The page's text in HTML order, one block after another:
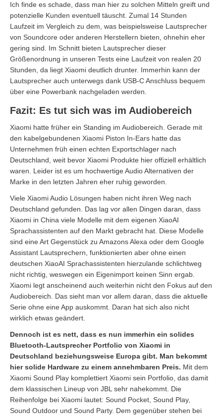
Ich finde es schade, dass man hier zu solchen Mitteln greift und
potenzielle Kunden eventuell täuscht. Zumal 14 Stunden
Laufzeit im Vergleich zu dem, was beispielsweise Lautsprecher
von Soundcore oder anderen Herstellern bieten, ohnehin eher
gering sind. Im Schnitt bieten Lautsprecher dieser
Größenordnung in unseren Tests eine Laufzeit von realen 20
Stunden, da liegt Xiaomi deutlich drunter. Immerhin kann der
Lautsprecher auch unterwegs dank USB-C Anschluss bequem
über eine Powerbank nachgeladen werden.
Fazit: Es tut sich was im Audiobereich
Xiaomi hatte früher ein Standing im Audiobereich. Gerade mit
den kabelgebundenen Xiaomi Piston In-Ears hatte das
Unternehmen früh einen echten Exportschlager nach
Deutschland, weit bevor Xiaomi Produkte hier offiziell erhältlich
waren. Leider ist es um hochwertige Audio Alternativen der
Marke in den letzten Jahren eher ruhig geworden.
Viele Xiaomi Audio Lösungen haben nicht ihren Weg nach
Deutschland gefunden. Das lag vor allen Dingen daran, dass
Xiaomi in China viele Modelle mit dem eigenen XiaoAI
Sprachassistenten auf den Markt gebracht hat. Diese Modelle
sind eine Art Gegenstück zu Amazons Alexa oder dem Google
Assistant Lautsprechern, funktionierten aber ohne einen
deutschen XiaoAI Sprachassistenten hierzulande schlichtweg
nicht richtig, weswegen ein Eigenimport keinen Sinn ergab.
Xiaomi legt anscheinend auch weiterhin nicht den Fokus auf den
Audiobereich. Das sieht man vor allem daran, dass die aktuelle
Serie ohne eine App auskommt. Daran hat sich also nicht
wirklich etwas geändert.
Dennoch ist es nett, dass es nun immerhin ein solides
Bluetooth-Lautsprecher Portfolio von Xiaomi in
Deutschland beziehungsweise Europa gibt. Man bekommt
hier solide Hardware zu einem annehmbaren Preis. Mit dem
Xiaomi Sound Play komplettiert Xiaomi sein Portfolio, das damit
dem klassischen Lineup von JBL sehr nahekommt. Die
Reihenfolge bei Xiaomi lautet: Sound Pocket, Sound Play,
Sound Outdoor und Sound Party. Dem gegenüber stehen bei